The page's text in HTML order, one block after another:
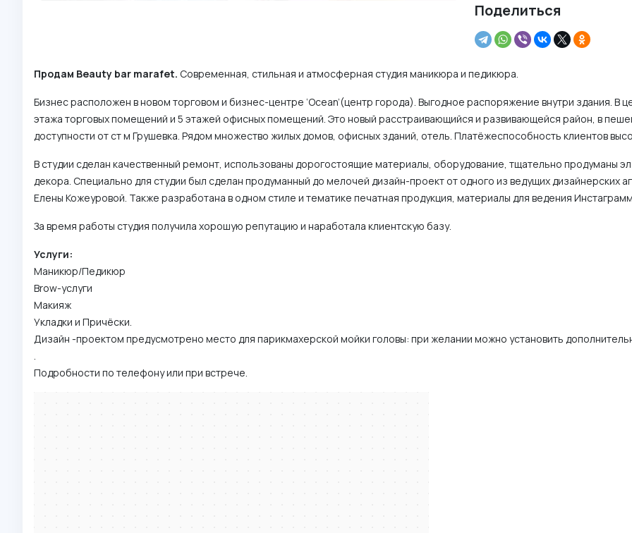
Поделиться
Продам Beauty bar marafet. Современная, стильная и атмосферная студия маникюра и педикюра.
Бизнес расположен в новом торговом и бизнес-центре ‘Ocean’(центр города). Выгодное распоряжение внутри здания. В
этажа торговых помещений и 5 этажей офисных помещений. Это новый расстраивающийся и развивающейся район, в
доступности от ст м Грушевка. Рядом множество жилых домов, офисных зданий, отель. Платёжеспособность клиентов
В студии сделан качественный ремонт, использованы дорогостоящие материалы, оборудование, тщательно продуманы
декора. Специально для студии был сделан продуманный до мелочей дизайн-проект от одного из ведущих дизайнерских
Елены Кожеуровой. Также разработана в одном стиле и тематике печатная продукция, материалы для ведения
За время работы студия получила хорошую репутацию и наработала клиентскую базу.
Услуги:
Маникюр/Педикюр
Brow-услуги
Макияж
Укладки и Причёски.
Дизайн -проектом предусмотрено место для парикмахерской мойки головы: при желании можно установить
.
Подробности по телефону или при встрече.